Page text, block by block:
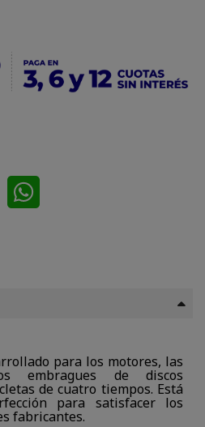
para los motores, las
embragues de discos
de cuatro tiempos. Está
para satisfacer los
fabricantes.